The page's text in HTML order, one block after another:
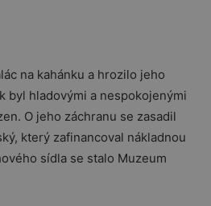
na kahánku a hrozilo jeho
byl hladovými a nespokojenými
O jeho záchranu se zasadil
který zafinancoval nákladnou
sídla se stalo Muzeum